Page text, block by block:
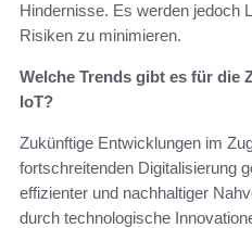
Hindernisse. Es werden jedoch
Risiken zu minimieren.
Welche Trends gibt es für die
IoT?
Zukünftige Entwicklungen im
fortschreitenden Digitalisierung
effizienter und nachhaltiger
durch technologische